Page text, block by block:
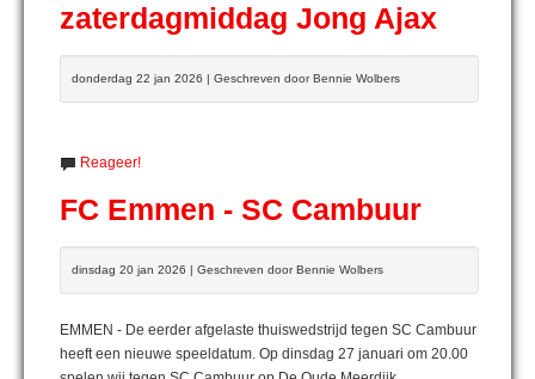
zaterdagmiddag Jong Ajax
donderdag 22 jan 2026 | Geschreven door Bennie Wolbers
Reageer!
FC Emmen - SC Cambuur
dinsdag 20 jan 2026 | Geschreven door Bennie Wolbers
EMMEN - De eerder afgelaste thuiswedstrijd tegen SC Cambuur
heeft een nieuwe speeldatum. Op dinsdag 27 januari om 20.00